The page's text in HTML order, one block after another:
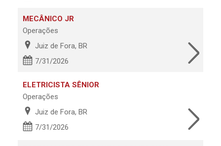
MECÂNICO JR
Operações
Juiz de Fora, BR
7/31/2026
ELETRICISTA SÊNIOR
Operações
Juiz de Fora, BR
7/31/2026